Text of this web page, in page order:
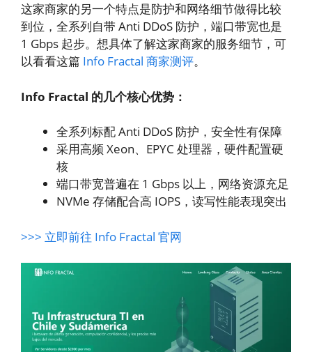
这家商家的另一个特点是防护和网络细节做得比较
到位，全系列自带 Anti DDoS 防护，端口带宽也是
1 Gbps 起步。想具体了解这家商家的服务细节，可
以看看这篇 Info Fractal 商家测评。
Info Fractal 的几个核心优势：
全系列标配 Anti DDoS 防护，安全性有保障
采用高频 Xeon、EPYC 处理器，硬件配置硬
核
端口带宽普遍在 1 Gbps 以上，网络资源充足
NVMe 存储配合高 IOPS，读写性能表现突出
>>> 立即前往 Info Fractal 官网